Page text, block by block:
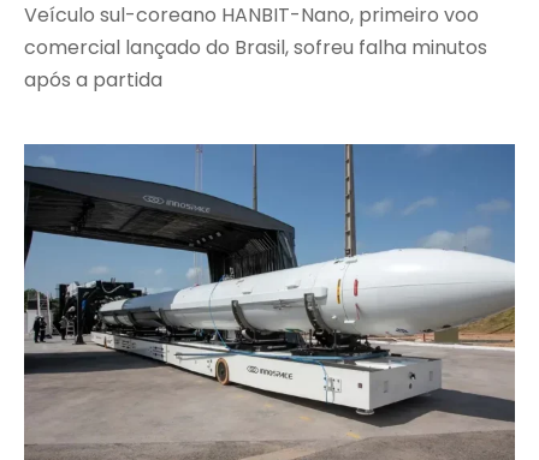
Veículo sul-coreano HANBIT-Nano, primeiro voo
comercial lançado do Brasil, sofreu falha minutos
após a partida